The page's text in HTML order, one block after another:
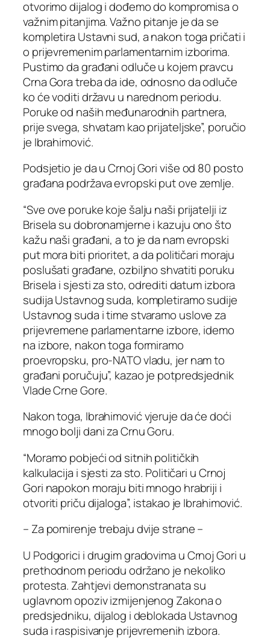
otvorimo dijalog i dođemo do kompromisa o
važnim pitanjima. Važno pitanje je da se
kompletira Ustavni sud, a nakon toga pričati i
o prijevremenim parlamentarnim izborima.
Pustimo da građani odluče u kojem pravcu
Crna Gora treba da ide, odnosno da odluče
ko će voditi državu u narednom periodu.
Poruke od naših međunarodnih partnera,
prije svega, shvatam kao prijateljske”, poručio
je Ibrahimović.
Podsjetio je da u Crnoj Gori više od 80 posto
građana podržava evropski put ove zemlje.
“Sve ove poruke koje šalju naši prijatelji iz
Brisela su dobronamjerne i kazuju ono što
kažu naši građani, a to je da nam evropski
put mora biti prioritet, a da političari moraju
poslušati građane, ozbiljno shvatiti poruku
Brisela i sjesti za sto, odrediti datum izbora
sudija Ustavnog suda, kompletiramo sudije
Ustavnog suda i time stvaramo uslove za
prijevremene parlamentarne izbore, idemo
na izbore, nakon toga formiramo
proevropsku, pro-NATO vladu, jer nam to
građani poručuju”, kazao je potpredsjednik
Vlade Crne Gore.
Nakon toga, Ibrahimović vjeruje da će doći
mnogo bolji dani za Crnu Goru.
“Moramo pobjeći od sitnih političkih
kalkulacija i sjesti za sto. Političari u Crnoj
Gori napokon moraju biti mnogo hrabriji i
otvoriti priču dijaloga”, istakao je Ibrahimović.
– Za pomirenje trebaju dvije strane –
U Podgorici i drugim gradovima u Crnoj Gori u
prethodnom periodu održano je nekoliko
protesta. Zahtjevi demonstranata su
uglavnom opoziv izmijenjenog Zakona o
predsjedniku, dijalog i deblokada Ustavnog
suda i raspisivanje prijevremenih izbora.